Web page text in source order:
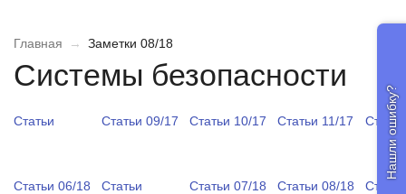
Главная → Заметки 08/18
Системы безопасности
Статьи Статьи 09/17 Статьи 10/17 Статьи 11/17
Статьи 06/18
Статьи
Статьи 07/18 Статьи 08/18
Нашли ошибку?